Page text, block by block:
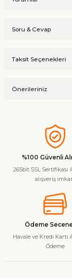
Soru & Cevap
Taksit Seçenekleri
Önerileriniz
konularda
kullanarak
Görüş ve
Ürün resmi
Ürün
Ürün fiyatı
%100 Güvenli
265bit SSL Sertifikası
alışveriş
Ödeme
Havale ve Kredi Kartı
Ödeme